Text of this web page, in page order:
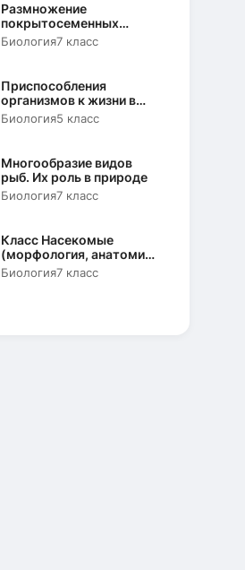
Размножение
покрытосеменных
растений. Вегетативное и
Биология7 класс
Приспособления
организмов к жизни в
природе
Биология5 класс
Многообразие видов
рыб. Их роль в природе
Биология7 класс
Класс Насекомые
(морфология, анатомия
и физиология)
Биология7 класс